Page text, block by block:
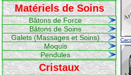
Matériels de Soins
Bâtons de Force
Bâtons de Soins
Galets (Massages et Soins)
Moquis
Pendules
Cristaux